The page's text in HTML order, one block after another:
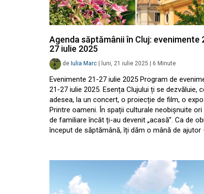
Agenda săptămânii în Cluj: evenimente
27 iulie 2025
de Iulia Marc luni, 21 iulie 2025 6 Minute
Evenimente 21-27 iulie 2025 Program de
21-27 iulie 2025. Esența Clujului ți se dezvăluie,
adesea, la un concert, o proiecție de film, o
Printre oameni. În spații culturale neobișnuite
de familiare încât ți-au devenit „acasă”. Ca de
început de săptămână, îți dăm o mână de ajutor